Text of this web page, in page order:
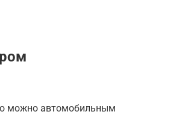
можно автомобильным